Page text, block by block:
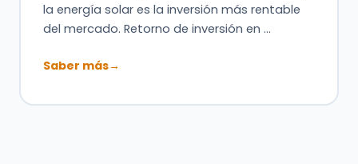
la energía solar es la inversión más rentable
del mercado. Retorno de inversión en …
Saber más→